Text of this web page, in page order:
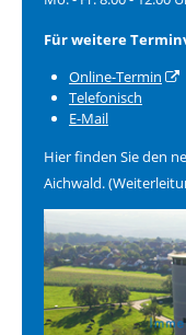
Für weitere
Online-Termin
Telefonisch
E-Mail
Hier finden Sie den
Aichwald.